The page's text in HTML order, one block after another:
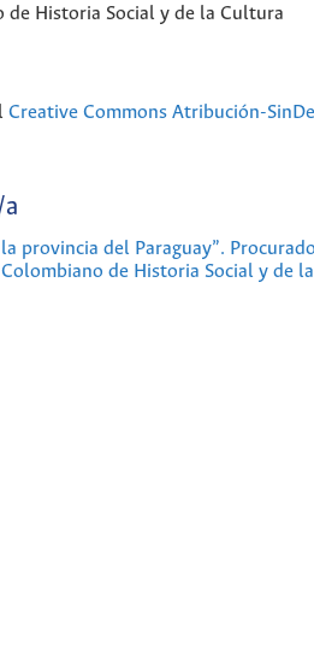
de Historia Social y de la Cultura
Creative Commons Atribución-
provincia del Paraguay”.
de Historia Social y de